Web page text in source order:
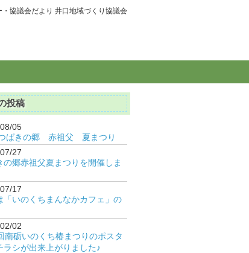
協議会だより 井口地域づくり協議会
投稿
05
ばきの郷 赤祖父 夏まつり
27
の郷赤祖父夏まつりを開催しま
17
「いのくちまんなかカフェ」の
02
南砺いのくち椿まつりのポスタ
ラシが出来上がりました♪